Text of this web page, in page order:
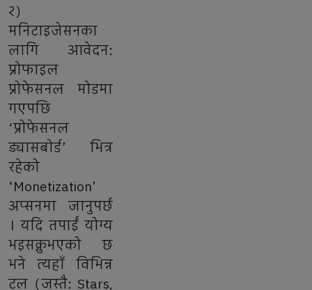
२)
मनिटाइजेसनका
लागि आवेदन:
प्रोफाइल
प्रोफेसनल मोडमा
गएपछि
‘प्रोफेसनल
ड्यासबोर्ड’ भित्र
रहेको
‘Monetization’
अप्सनमा जानुपर्छ
। यदि तपाईं योग्य
भइसक्नुभएको छ
भने त्यहाँ विभिन्न
टुल (जस्तै: Stars,